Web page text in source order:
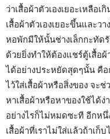
ว่าเสื้อผ้าตัวเองเยอะเหลือ
เสื้อผ้าตัวเองเยอะขึ้นและว
หอพักมีให้นั้นช่างเล็กกะทัด
ด้วยยิ่งทำให้ต้องแชร์ตู้เสื้อ
ได้อย่างประหยัดสุดๆนั้น คื
ไว้ใส่เสื้อผ้าหรือสิ่งของ จะช่
หาเสื้อผ้าหรือหาของใช้ได้
อย่างไรก็ไม่หมดซะที อีกห
เสื้อผ้าที่เราไม่ใส่แล้วถ้าเก็